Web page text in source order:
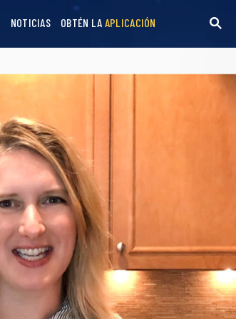
NOTICIAS OBTÉN LA APLICACIÓN